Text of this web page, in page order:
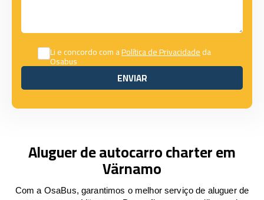
Li e concordo com aPolítica de Privacidadeda
Osabus
ENVIAR
ENVIAR
Aluguer de autocarro charter em
Värnamo
Com a OsaBus, garantimos o melhor serviço de aluguer de